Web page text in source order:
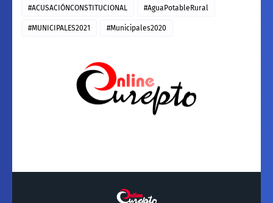
#ACUSACIÓNCONSTITUCIONAL #AguaPotableRural
#MUNICIPALES2021 #Municipales2020